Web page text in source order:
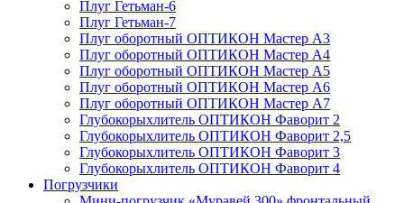
Плуг Гетьман-6
Плуг Гетьман-7
Плуг оборотный ОПТИКОН Мастер А3
Плуг оборотный ОПТИКОН Мастер А4
Плуг оборотный ОПТИКОН Мастер А5
Плуг оборотный ОПТИКОН Мастер А6
Плуг оборотный ОПТИКОН Мастер А7
Глубокорыхлитель ОПТИКОН Фаворит 2
Глубокорыхлитель ОПТИКОН Фаворит 2,5
Глубокорыхлитель ОПТИКОН Фаворит 3
Глубокорыхлитель ОПТИКОН Фаворит 4
Погрузчики